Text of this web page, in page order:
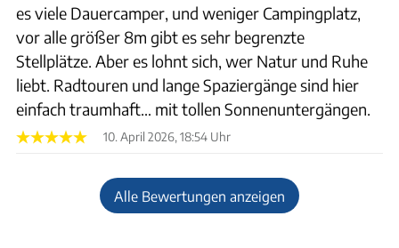
es viele Dauercamper, und weniger Campingplatz,
vor alle größer 8m gibt es sehr begrenzte
Stellplätze. Aber es lohnt sich, wer Natur und Ruhe
liebt. Radtouren und lange Spaziergänge sind hier
einfach traumhaft… mit tollen Sonnenuntergängen.
10. April 2026, 18:54 Uhr
Alle Bewertungen anzeigen